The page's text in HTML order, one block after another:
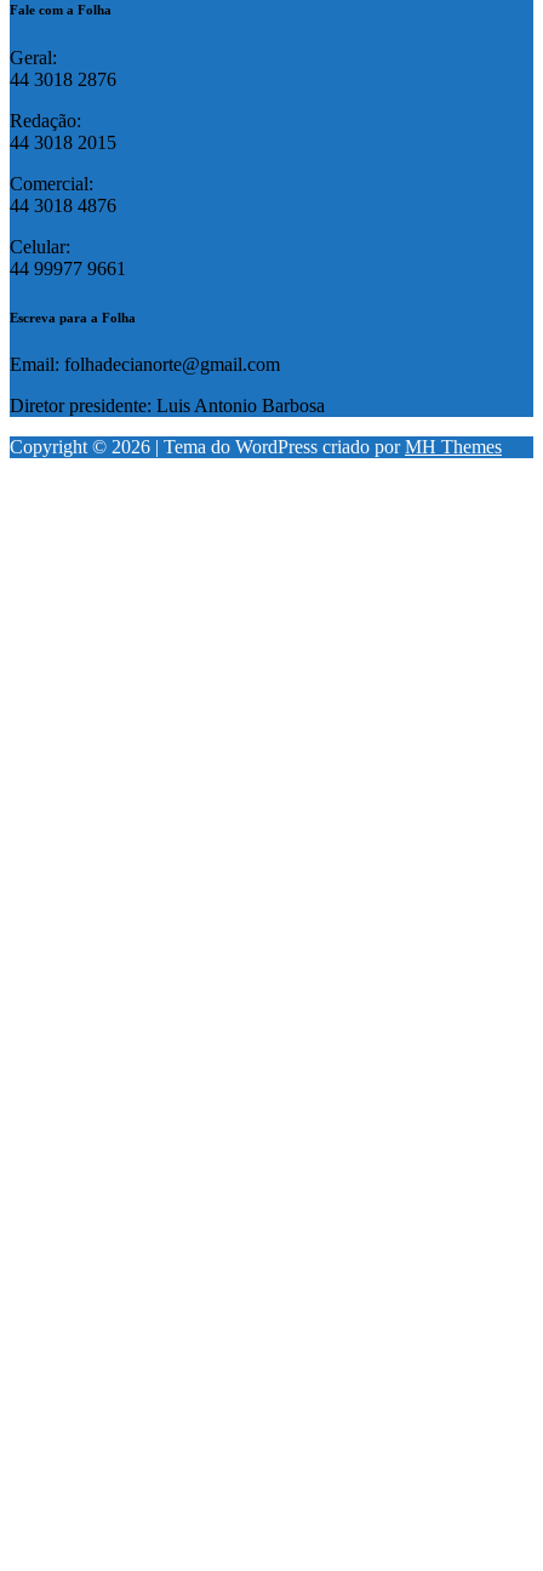
Fale com a Folha
Geral:
44 3018 2876
Redação:
44 3018 2015
Comercial:
44 3018 4876
Celular:
44 99977 9661
Escreva para a Folha
Email: folhadecianorte@gmail.com
Diretor presidente: Luis Antonio Barbosa
Copyright © 2026 | Tema do WordPress criado porMH Themes